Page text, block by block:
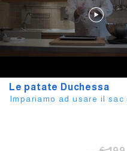
Le patate Duchessa
Impariamo ad usare il sac